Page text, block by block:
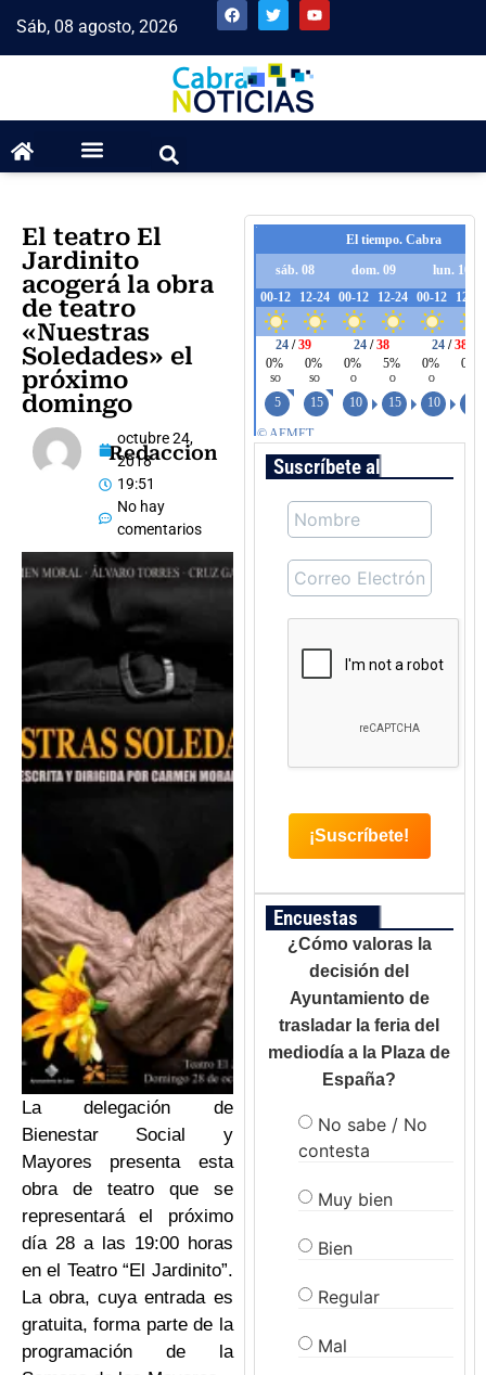
Sáb, 08 agosto, 2026
El teatro El
Jardinito
acogerá la obra
de teatro
«Nuestras
Soledades» el
próximo
domingo
Redaccion
octubre 24,
2018
19:51
No hay
comentarios
La delegación de
Bienestar Social y
Mayores presenta esta
obra de teatro que se
representará el próximo
día 28 a las 19:00 horas
en el Teatro “El Jardinito”.
La obra, cuya entrada es
gratuita, forma parte de la
programación de la
Suscríbete al boletín
Encuestas
¿Cómo valoras la
decisión del
Ayuntamiento de
trasladar la feria del
mediodía a la Plaza de
España?
No sabe / No
contesta
Muy bien
Bien
Regular
Mal